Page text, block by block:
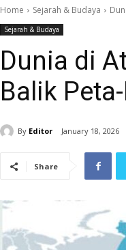
Home Sejarah & Budaya
Sejarah & Budaya
Dunia di
Balik
By Editor January 18, 2026
Share